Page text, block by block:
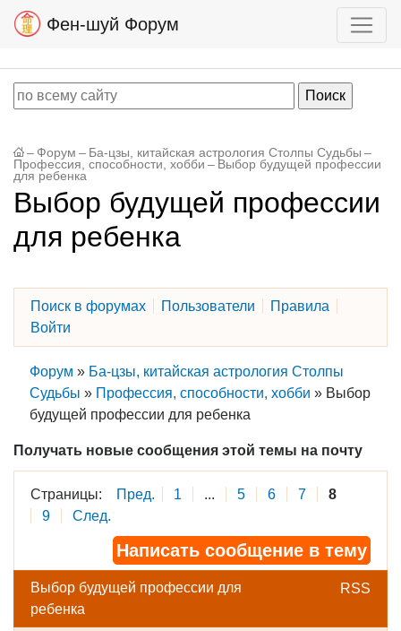
Фен-шуй Форум
– Форум – Ба-цзы, китайская астрология Столпы Судьбы –
Профессия, способности, хобби – Выбор будущей профессии
для ребенка
Выбор будущей профессии
для ребенка
Поиск в форумах Пользователи
Правила
Войти
Форум » Ба-цзы, китайская астрология Столпы
Судьбы » Профессия, способности, хобби » Выбор
будущей профессии для ребенка
Получать новые сообщения этой темы на почту
Страницы: Пред. 1 ... 5 6 7
8
9
След.
Написать сообщение в тему
RSS
Выбор будущей профессии для
ребенка